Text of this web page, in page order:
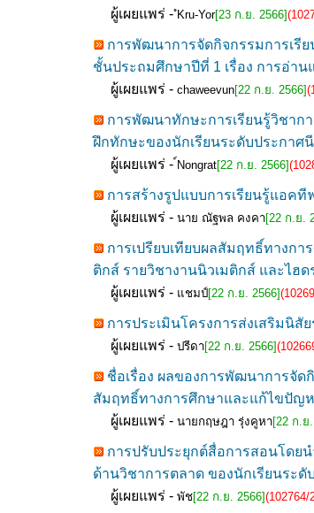
ผู้เผยแพร่ -ํKru-Yor[23 ก.ย. 2566]
การพัฒนาการจัดกิจกรรมการเรีย
ชั้นประถมศึกษาปีที่ 1 เรื่อง การอ่าน
ผู้เผยแพร่ - chaweevun[22 ก.ย. 2566]
การพัฒนาทักษะการเรียนรู้วิชาก
ฝึกทักษะของนักเรียนระดับประกาศ
ผู้เผยแพร่ - ์Nongrat[22 ก.ย. 2566]
การสร้างรูปแบบการเรียนรู้แอค
ผู้เผยแพร่ - นาย ณัฐพล คงคา[22 ก.ย.
การเปรียบเทียบผลสัมฤทธิ์ทางก
ติกส์ รายวิชางานนิวเมติกส์ และไฮด
ผู้เผยแพร่ - แชมป์ [22 ก.ย. 2566]
การประเมินโครงการส่งเสริมนิ
ผู้เผยแพร่ - ปรีดา[22 ก.ย. 2566]
ชื่อเรื่อง ผลของการพัฒนาการจัด
สัมฤทธิ์ทางการศึกษาและแก้ไขปัญ
ผู้เผยแพร่ - นายกฤษฎา รุ่งคูหา[22 ก.ย
การปรับประยุกต์สื่อการสอนโดย
ด้านวิชาการตลาด ของนักเรียนระ
ผู้เผยแพร่ - พัช[22 ก.ย. 2566](102764/